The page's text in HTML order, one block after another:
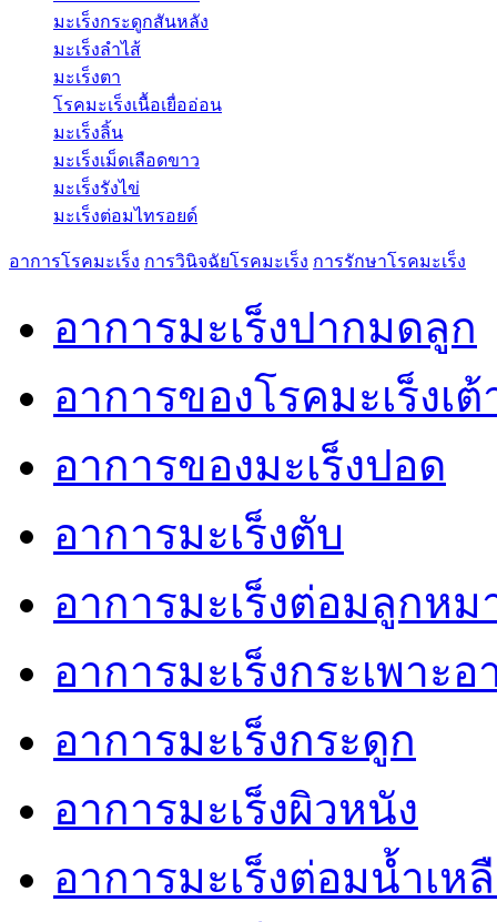
มะเร็งกระดูกสันหลัง
มะเร็งลำไส้
มะเร็งตา
โรคมะเร็งเนื้อเยื่ออ่อน
มะเร็งลิ้น
มะเร็งเม็ดเลือดขาว
มะเร็งรังไข่
มะเร็งต่อมไทรอยด์
อาการโรคมะเร็ง การวินิจฉัยโรคมะเร็ง การรักษาโรคมะเร็ง
อาการมะเร็งปากมดลูก
อาการของโรคมะเร็งเ
อาการของมะเร็งปอด
อาการมะเร็งตับ
อาการมะเร็งต่อมลูกหม
อาการมะเร็งกระเพาะอ
อาการมะเร็งกระดูก
อาการมะเร็งผิวหนัง
อาการมะเร็งต่อมน้ำเห